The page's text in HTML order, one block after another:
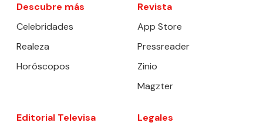
Descubre más
Celebridades
Realeza
Horóscopos
Revista
App Store
Pressreader
Zinio
Magzter
Editorial Televisa
Legales